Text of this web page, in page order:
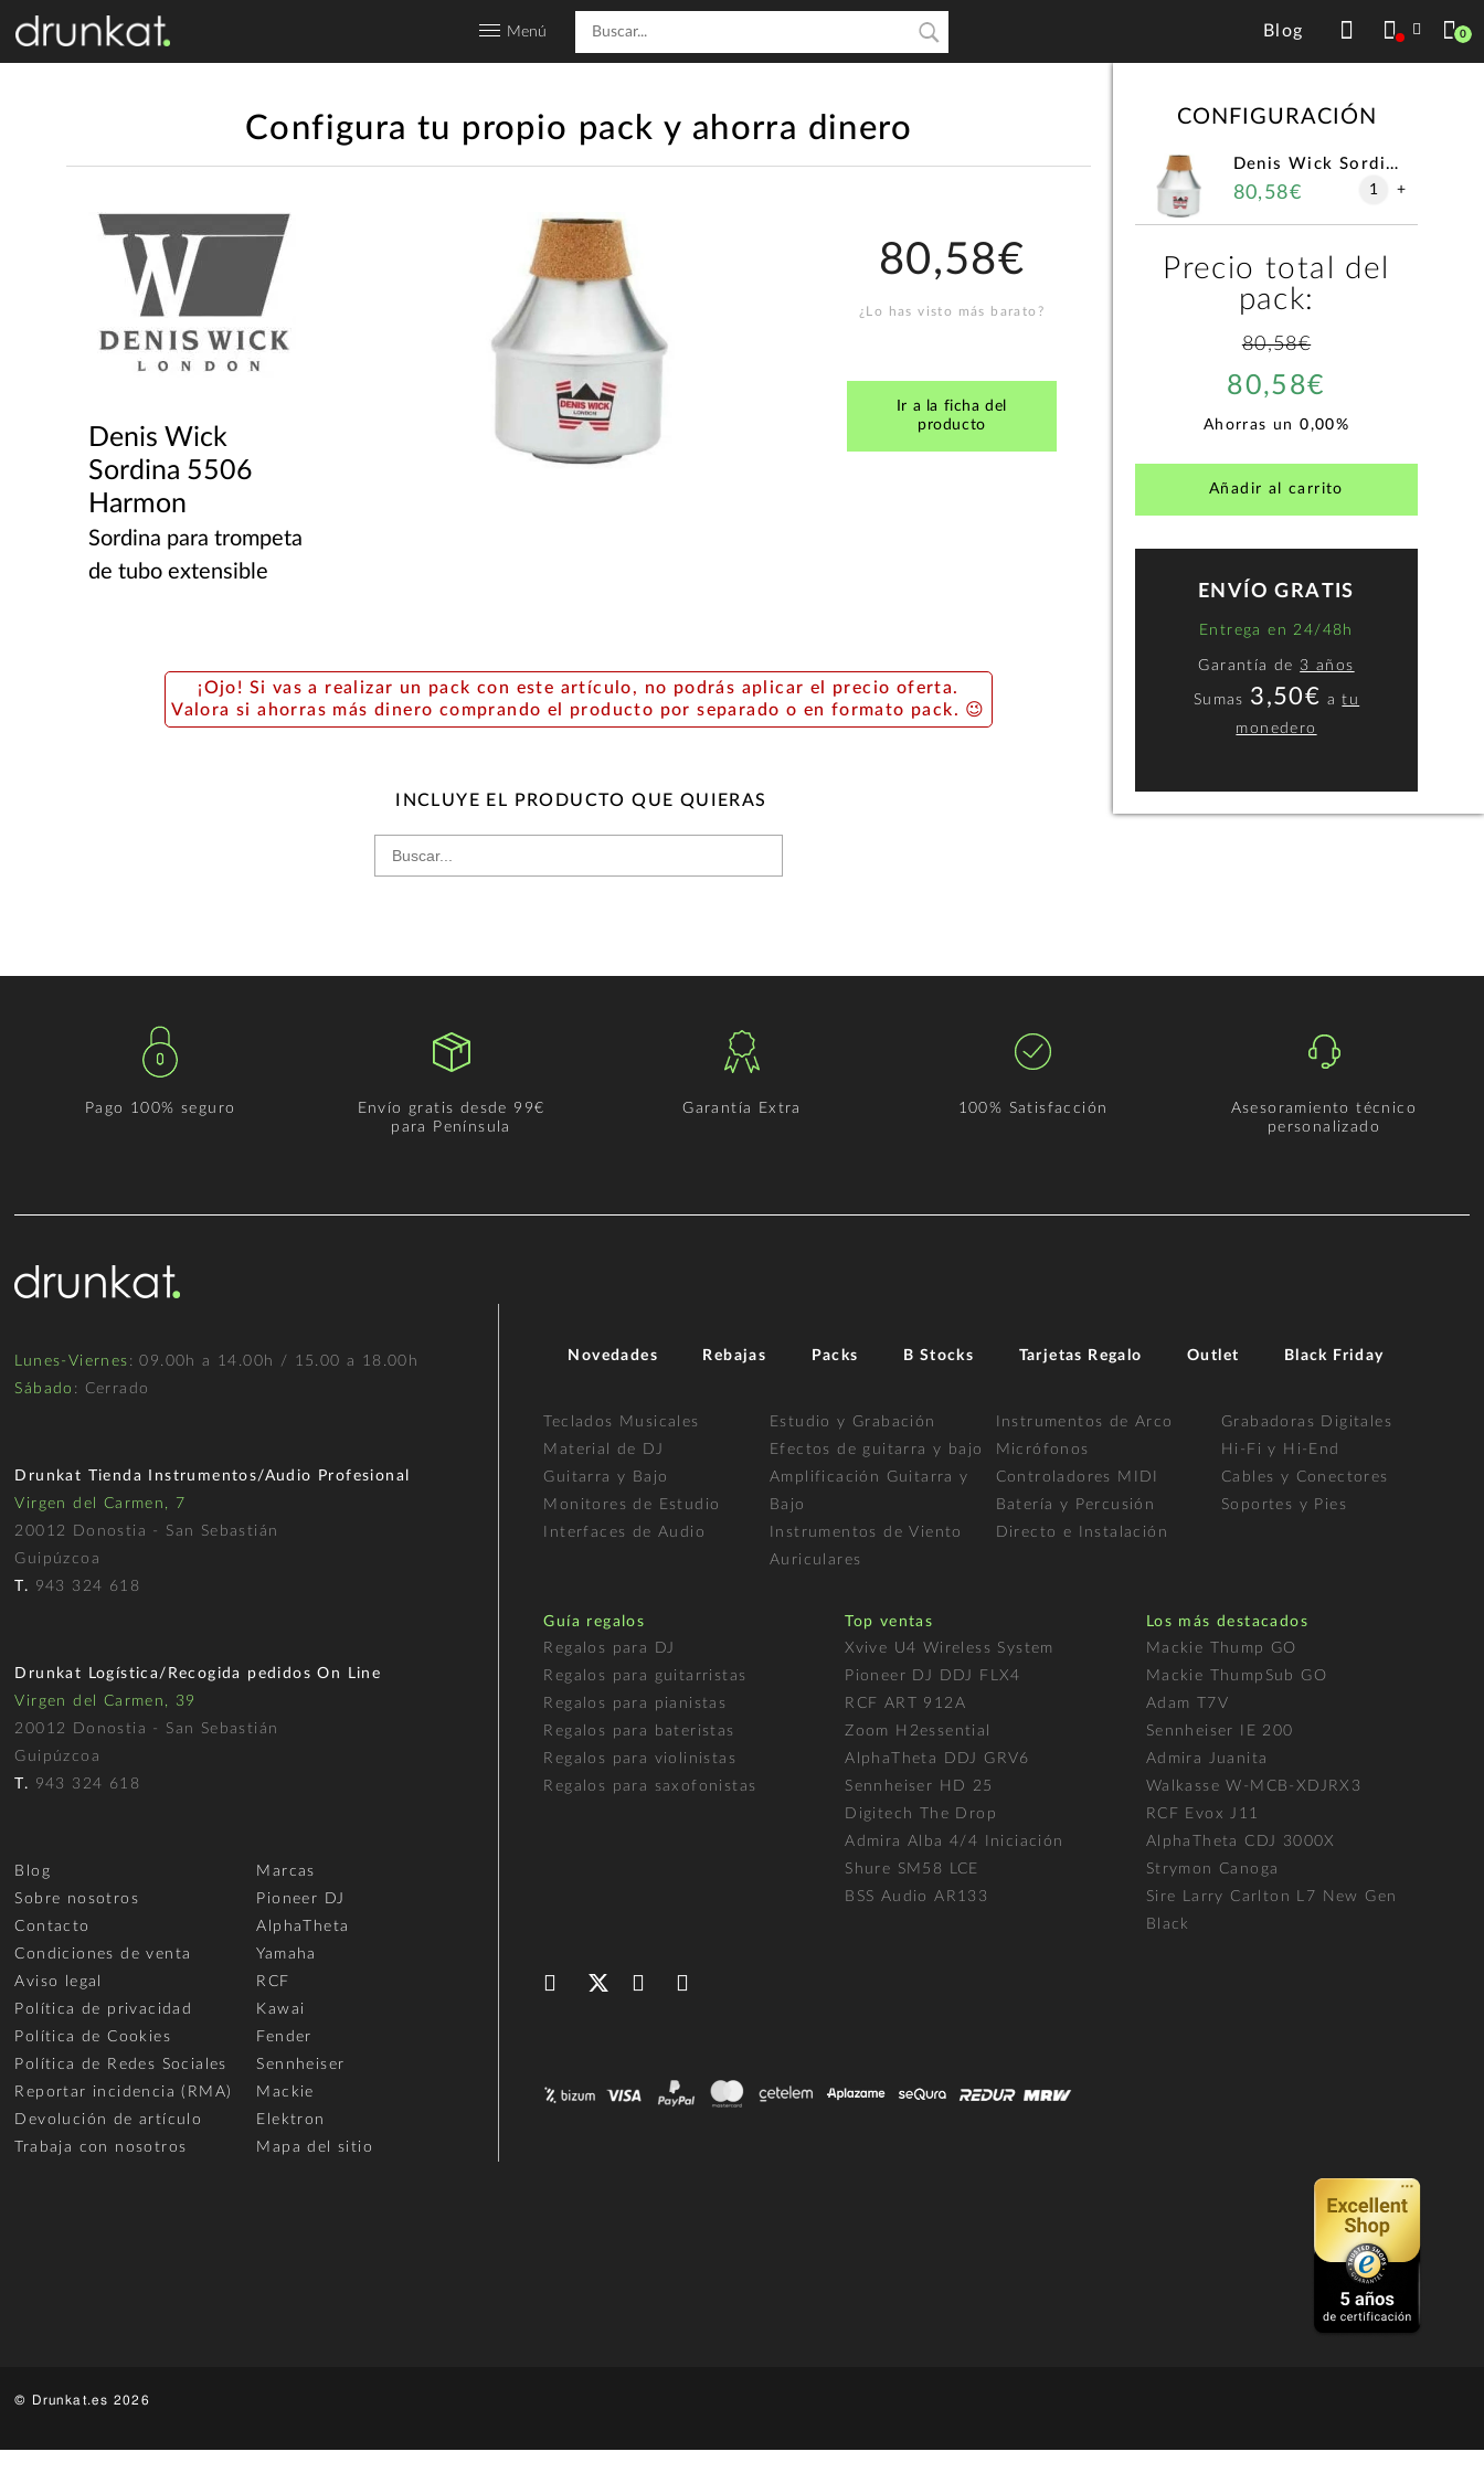
Menú Blog 0
Configura tu propio pack y ahorra dinero
Denis Wick
Sordina 5506
Harmon
Sordina para trompeta
de tubo extensible
80,58€
¿Lo has visto más barato?
Ir a la ficha del
producto
¡Ojo! Si vas a realizar un pack con este artículo, no podrás aplicar el precio oferta.
Valora si ahorras más dinero comprando el producto por separado o en formato pack. 😉
INCLUYE EL PRODUCTO QUE QUIERAS
CONFIGURACIÓN
Denis Wick Sordina 5506 Harmon
80,58€ 1 +
Precio total del
pack:
80,58€
80,58€
Ahorras un0,00%
Añadir al carrito
ENVÍO GRATIS
Entrega en 24/48h
Garantía de 3 años
Sumas 3,50€ atu
monedero
Pago 100% seguro
Envío gratis desde 99€
para Península
Garantía Extra 100% Satisfacción
Asesoramiento técnico
personalizado
Lunes-Viernes : 09.00h a 14.00h / 15.00 a 18.00h
Sábado : Cerrado
Drunkat Tienda Instrumentos/Audio Profesional
Virgen del Carmen, 7
20012 Donostia - San Sebastián
Guipúzcoa
T. 943 324 618
Drunkat Logística/Recogida pedidos On Line
Virgen del Carmen, 39
20012 Donostia - San Sebastián
Guipúzcoa
T. 943 324 618
Blog
Sobre nosotros
Contacto
Condiciones de venta
Aviso legal
Política de privacidad
Política de Cookies
Política de Redes Sociales
Reportar incidencia (RMA)
Devolución de artículo
Trabaja con nosotros
Marcas
Pioneer DJ
AlphaTheta
Yamaha
RCF
Kawai
Fender
Sennheiser
Mackie
Elektron
Mapa del sitio
Novedades Rebajas Packs B Stocks Tarjetas Regalo Outlet Black Friday
Teclados Musicales
Material de DJ
Guitarra y Bajo
Monitores de Estudio
Interfaces de Audio
Estudio y Grabación
Efectos de guitarra y bajo
Amplificación Guitarra y
Bajo
Instrumentos de Viento
Auriculares
Instrumentos de Arco
Micrófonos
Controladores MIDI
Batería y Percusión
Directo e Instalación
Grabadoras Digitales
Hi-Fi y Hi-End
Cables y Conectores
Soportes y Pies
Guía regalos
Regalos para DJ
Regalos para guitarristas
Regalos para pianistas
Regalos para bateristas
Regalos para violinistas
Regalos para saxofonistas
Top ventas
Xvive U4 Wireless System
Pioneer DJ DDJ FLX4
RCF ART 912A
Zoom H2essential
AlphaTheta DDJ GRV6
Sennheiser HD 25
Digitech The Drop
Admira Alba 4/4 Iniciación
Shure SM58 LCE
BSS Audio AR133
Los más destacados
Mackie Thump GO
Mackie ThumpSub GO
Adam T7V
Sennheiser IE 200
Admira Juanita
Walkasse W-MCB-XDJRX3
RCF Evox J11
AlphaTheta CDJ 3000X
Strymon Canoga
Sire Larry Carlton L7 New Gen
Black
© Drunkat.es 2026